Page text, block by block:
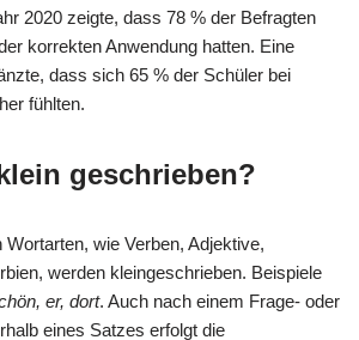
2020 zeigte, dass 78 % der Befragten
korrekten Anwendung hatten. Eine
dass sich 65 % der Schüler bei
fühlten.
geschrieben?
wie Verben, Adjektive,
werden kleingeschrieben. Beispiele
er, dort. Auch nach einem Frage- oder
eines Satzes erfolgt die